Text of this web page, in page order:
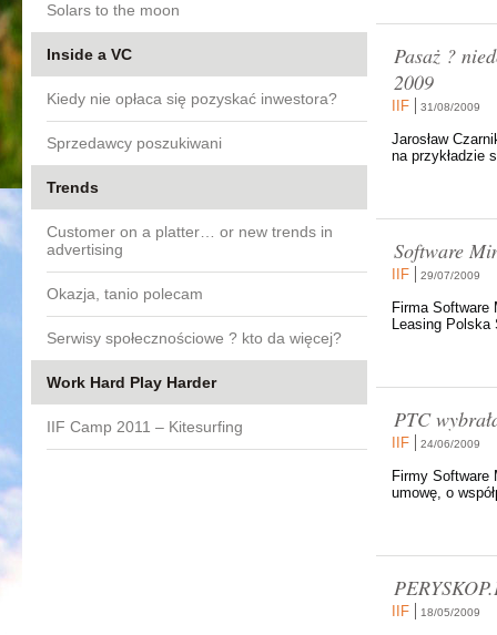
Solars to the moon
Inside a VC
Kiedy nie opłaca się pozyskać inwestora?
Sprzedawcy poszukiwani
Trends
Customer on a platter… or new trends in
advertising
Okazja, tanio polecam
Serwisy społecznościowe ? kto da więcej?
Work Hard Play Harder
IIF Camp 2011 – Kitesurfing
Pasaż ?
2009
IIF 31/08/2009
Jarosław
na przykładzie
Software
IIF 29/07/2009
Firma Software
Leasing Polska
PTC
IIF 24/06/2009
Firmy Software
umowę, o
IIF 18/05/2009